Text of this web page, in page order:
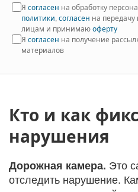
Я согласен на обработку
политики, согласен на
лицам и принимаюоферту
Я согласен на получение
материалов
Кто и как
нарушения
Дорожная камера. Это
отследить нарушение.